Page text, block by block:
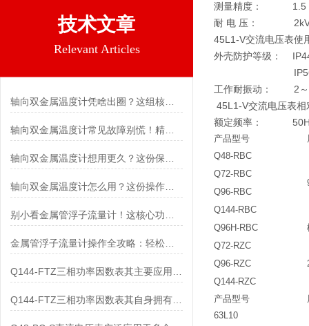
技术文章
Relevant Articles
轴向双金属温度计凭啥出圈？这组核心特点给出了答案
轴向双金属温度计常见故障别慌！精准定位，轻松搞定难题
轴向双金属温度计怎么用？这份操作指南，新手也能快速拿捏！
金属管浮子流量计操作全攻略：轻松拿捏，精准掌控每一步！
Q144-FTZ三相功率因数表其自身拥有怎样的功能呢？
测量精度： 1.5
耐 电 压： 2kV
45L1-V交流电压表使
外壳防护等级：
IP56：适用于
工作耐振动： 2～
45L1-V交流电压表
额定频率： 50Hz
产品型号
Q48-RBC
Q72-RBC
Q96-RBC
Q144-RBC
Q96H-RBC
Q72-RZC
Q96-RZC
Q144-RZC
产品型号
63L10